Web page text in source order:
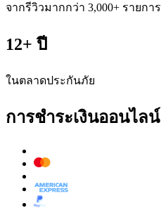
จากรีวิวมากกว่า 3,000+ รายการ
12+ ปี
ในตลาดประกันภัย
การชำระเงินออนไลน์